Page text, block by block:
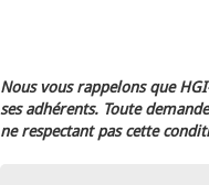
Nous vous rappelons que
ses adhérents. Toute
ne respectant pas cette